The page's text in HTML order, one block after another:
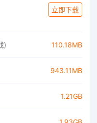
立即下载
) 110.18MB
943.11MB
1.21GB